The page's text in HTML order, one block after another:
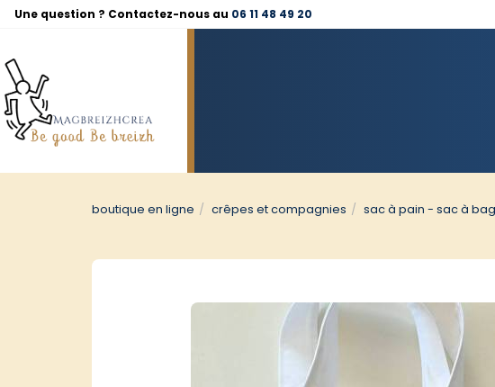
boutique en ligne crêpes et compagnies sac à pain - sac à
Une question ? Contactez-nous au 06 11 48 49 20
Panneau de gestion des cookies